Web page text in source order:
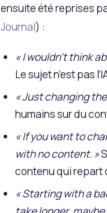
ensuite été reprises
Journal) :
« I wouldn’t think
Le sujet n’est pas
« Just changing
humains sur du
« If you want to
with no content. »
contenu qui repart
« Starting with a